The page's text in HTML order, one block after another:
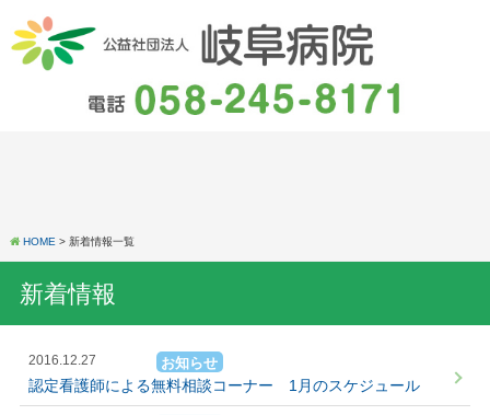
HOME > 新着情報一覧
新着情報
2016.12.27 お知らせ
認定看護師による無料相談コーナー 1月のスケジュール